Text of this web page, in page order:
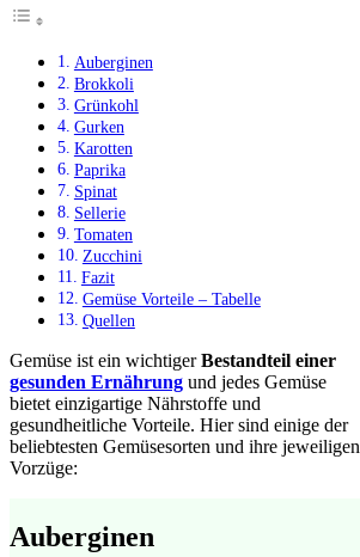
Auberginen
Brokkoli
Grünkohl
Gurken
Karotten
Paprika
Spinat
Sellerie
Tomaten
Zucchini
Fazit
Gemüse Vorteile – Tabelle
Quellen
Gemüse ist ein wichtigerBestandteil einer
gesunden Ernährung und jedes Gemüse
bietet einzigartige Nährstoffe und
gesundheitliche Vorteile. Hier sind einige der
beliebtesten Gemüsesorten und ihre jeweiligen
Vorzüge:
Auberginen